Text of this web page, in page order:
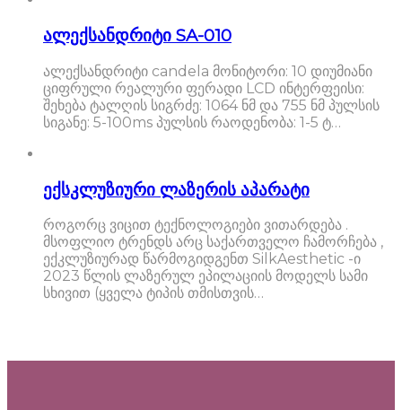
ალექსანდრიტი SA-010
ალექსანდრიტი candela მონიტორი: 10 დიუმიანი
ციფრული რეალური ფერადი LCD ინტერფეისი:
შეხება ტალღის სიგრძე: 1064 ნმ და 755 ნმ პულსის
სიგანე: 5-100ms პულსის რაოდენობა: 1-5 ტ…
ექსკლუზიური ლაზერის აპარატი
როგორც ვიცით ტექნოლოგიები ვითარდება .
მსოფლიო ტრენდს არც საქართველო ჩამორჩება ,
ექკლუზიურად წარმოგიდგენთ SilkAesthetic -ი
2023 წლის ლაზერულ ეპილაციის მოდელს სამი
სხივით (ყველა ტიპის თმისთვის…